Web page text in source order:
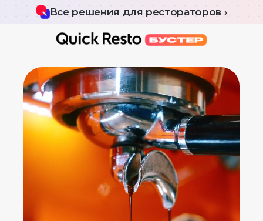
Все решения для рестораторов ›